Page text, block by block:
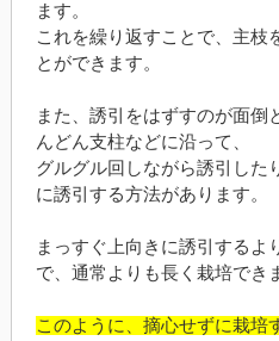
ます。
これを繰り返すことで、主枝
とができます。
また、誘引をはずすのが面倒
んどん支柱などに沿って、
グルグル回しながら誘引した
に誘引する方法があります。
まっすぐ上向きに誘引するよ
で、通常よりも長く栽培でき
このように、摘心せずに栽培